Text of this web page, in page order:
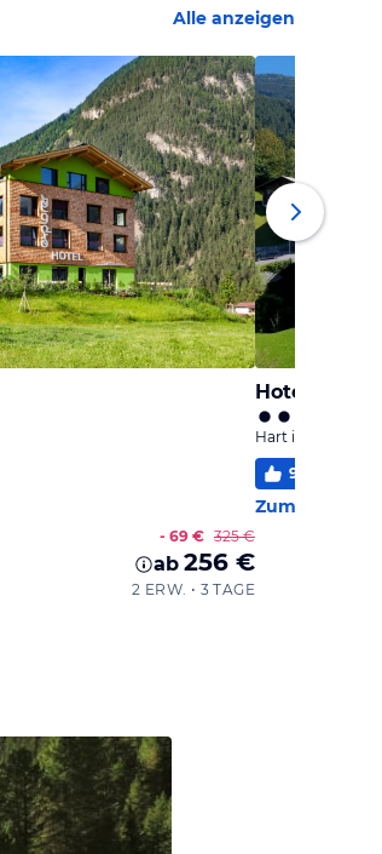
Alle anzeigen
- 69 € 325 €
ab 256 €
2 ERW. • 3 TAGE
Hotel
Hart im Zillertal,
92
Zum Hotel